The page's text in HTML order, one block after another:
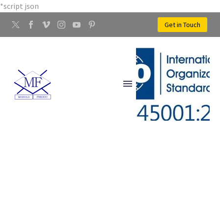
*script json
Get in Touch